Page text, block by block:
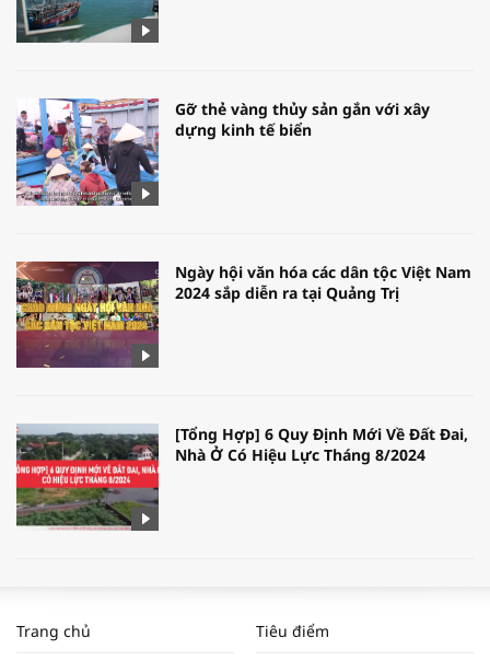
Gỡ thẻ vàng thủy sản gắn với xây
dựng kinh tế biển
Ngày hội văn hóa các dân tộc Việt Nam
2024 sắp diễn ra tại Quảng Trị
[Tổng Hợp] 6 Quy Định Mới Về Đất Đai,
Nhà Ở Có Hiệu Lực Tháng 8/2024
ĐẬP THỊ TRƯỜNG #62
Trang chủ Tiêu điểm